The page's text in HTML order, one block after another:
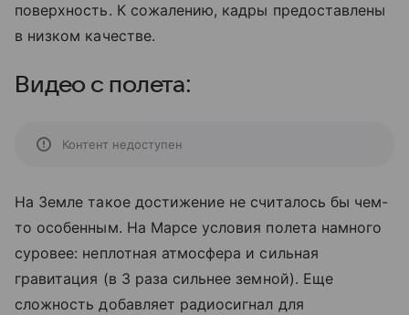
поверхность. К сожалению, кадры предоставлены
в низком качестве.
Видео с полета:
Контент недоступен
На Земле такое достижение не считалось бы чем-
то особенным. На Марсе условия полета намного
суровее: неплотная атмосфера и сильная
гравитация (в 3 раза сильнее земной). Еще
сложность добавляет радиосигнал для